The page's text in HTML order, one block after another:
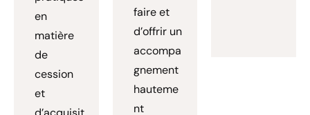
en
matière
de
cession
et
faire et
d’offrir un
accompa
gnement
hauteme
nt